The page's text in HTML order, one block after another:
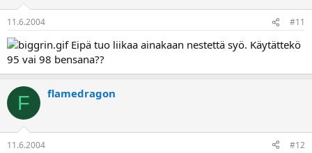
11.6.2004 #11
Eipä tuo liikaa ainakaan nestettä syö. Käytättekö
95 vai 98 bensana??
F flamedragon
11.6.2004 #12